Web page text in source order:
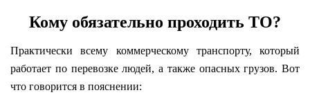
Кому обязательно проходить ТО?
Практически всему коммерческому транспорту, который
работает по перевозке людей, а также опасных грузов. Вот
что говорится в пояснении: